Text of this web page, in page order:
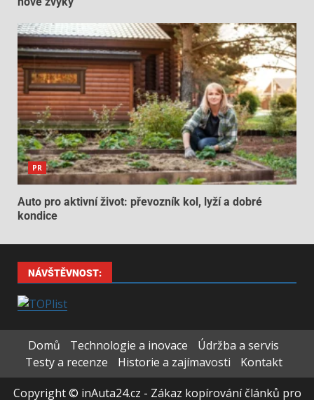
PR
Auto pro aktivní život: převozník kol, lyží a dobré
kondice
NÁVŠTĚVNOST:
Domů Technologie a inovace
Údržba a servis
Testy a recenze
Historie a zajímavosti
Kontakt
Copyright © inAuta24.cz - Zákaz kopírování článků pro